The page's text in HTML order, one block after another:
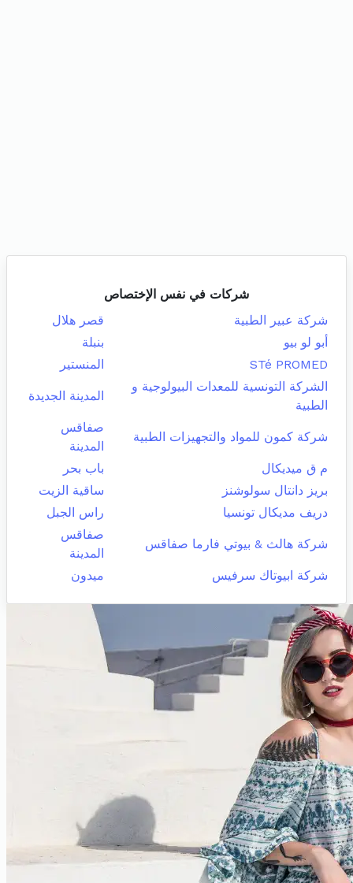
شركات في نفس الإختصاص
شركة عبير الطبية
قصر هلال
أبو لو بيو
بنبلة
STé PROMED
المنستير
الشركة التونسية للمعدات البيولوجية و
الطبية
المدينة الجديدة
شركة كمون للمواد والتجهيزات الطبية
صفاقس
المدينة
م ق ميديكال
باب بحر
بريز دانتال سولوشنز
ساقية الزيت
دريف مديكال تونسيا
راس الجبل
شركة هالث & بيوتي فارما صفاقس
صفاقس
المدينة
شركة ابيوتاك سرفيس
ميدون